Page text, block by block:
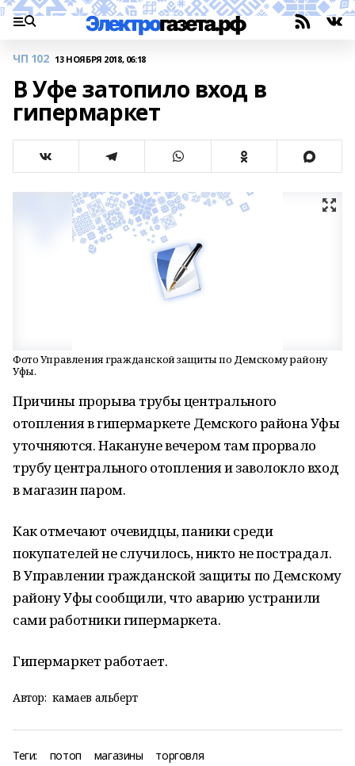
ЧП 102 13 НОЯБРЯ 2018, 06:18
В Уфе затопило вход в
гипермаркет
Фото Управления гражданской защиты по Демскому району
Уфы.
Причины прорыва трубы центрального
отопления в гипермаркете Демского района Уфы
уточняются. Накануне вечером там прорвало
трубу центрального отопления и заволокло вход
в магазин паром.
Как отмечают очевидцы, паники среди
покупателей не случилось, никто не пострадал.
В Управлении гражданской защиты по Демскому
району Уфы сообщили, что аварию устранили
сами работники гипермаркета.
Гипермаркет работает.
Автор: камаев альберт
Теги: потоп магазины торговля